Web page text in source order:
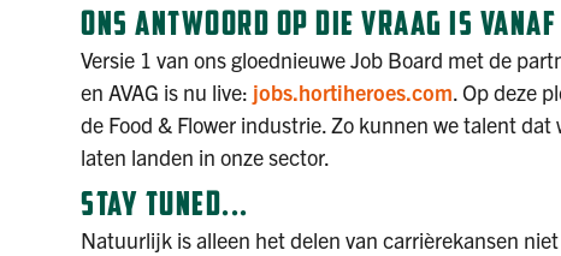
ONS ANTWOORD OP DIE VRAAG IS
Versie 1 van ons gloednieuwe Job Board met de
en AVAG is nu live: jobs.hortiheroes.com. Op deze
de Food & Flower industrie. Zo kunnen we talent
laten landen in onze sector.
STAY TUNED...
Natuurlijk is alleen het delen van carrièrekansen